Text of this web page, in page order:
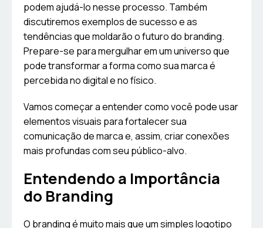
podem ajudá-lo nesse processo. Também
discutiremos exemplos de sucesso e as
tendências que moldarão o futuro do branding.
Prepare-se para mergulhar em um universo que
pode transformar a forma como sua marca é
percebida no digital e no físico.
Vamos começar a entender como você pode usar
elementos visuais para fortalecer sua
comunicação de marca e, assim, criar conexões
mais profundas com seu público-alvo.
Entendendo a Importância
do Branding
O branding é muito mais que um simples logotipo